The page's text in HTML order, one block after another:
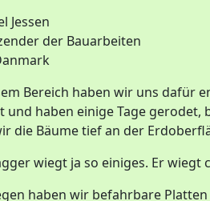
Jessen
der Bauarbeiten
Bereich haben wir uns dafür
und haben einige Tage gerodet,
die Bäume tief an der
wiegt ja so einiges. Er
haben wir befahrbare